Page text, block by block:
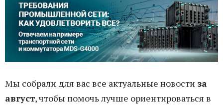
Мы собрали для вас все актуальные новости за
август, чтобы помочь лучше ориентироваться в